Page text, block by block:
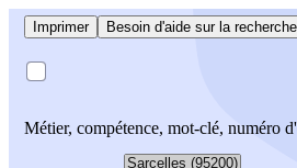
Imprimer Besoin d'aide sur la
Métier, compétence, mot-clé, numéro